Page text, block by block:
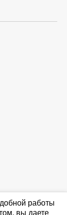
работы
вы даете